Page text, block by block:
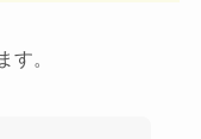
す。